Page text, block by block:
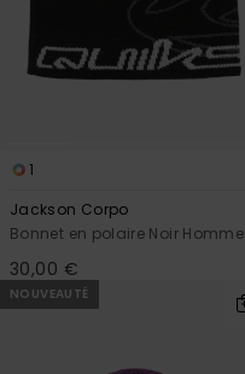
1
Jackson Corpo
Bonnet en polaire Noir Homme
30,00 €
NOUVEAUTÉ